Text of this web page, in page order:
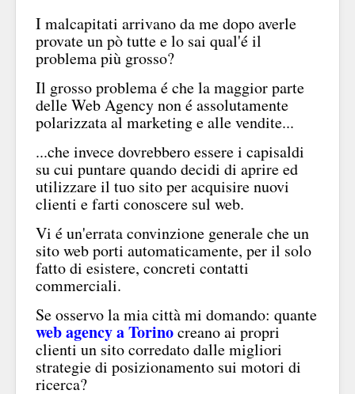
I malcapitati arrivano da me dopo averle
provate un pò tutte e lo sai qual'é il
problema più grosso?
Il grosso problema é che la maggior parte
delle Web Agency non é assolutamente
polarizzata al marketing e alle vendite...
...che invece dovrebbero essere i capisaldi
su cui puntare quando decidi di aprire ed
utilizzare il tuo sito per acquisire nuovi
clienti e farti conoscere sul web.
Vi é un'errata convinzione generale che un
sito web porti automaticamente, per il solo
fatto di esistere, concreti contatti
commerciali.
Se osservo la mia città mi domando: quante
web agency a Torinocreano ai propri
clienti un sito corredato dalle migliori
strategie di posizionamento sui motori di
ricerca?